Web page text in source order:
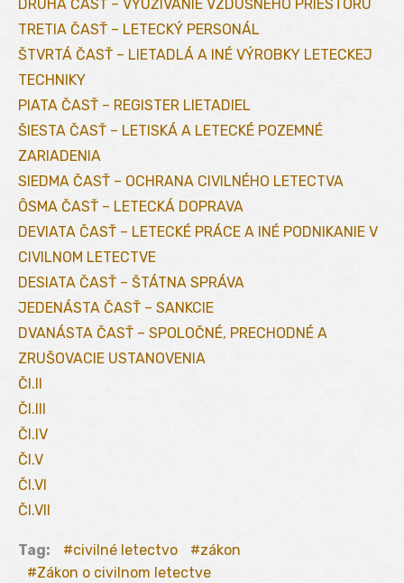
DRUHÁ ČASŤ – VYUŽÍVANIE VZDUŠNÉHO PRIESTORU
TRETIA ČASŤ – LETECKÝ PERSONÁL
ŠTVRTÁ ČASŤ – LIETADLÁ A INÉ VÝROBKY LETECKEJ
TECHNIKY
PIATA ČASŤ – REGISTER LIETADIEL
ŠIESTA ČASŤ – LETISKÁ A LETECKÉ POZEMNÉ
ZARIADENIA
SIEDMA ČASŤ – OCHRANA CIVILNÉHO LETECTVA
ÔSMA ČASŤ – LETECKÁ DOPRAVA
DEVIATA ČASŤ – LETECKÉ PRÁCE A INÉ PODNIKANIE V
CIVILNOM LETECTVE
DESIATA ČASŤ – ŠTÁTNA SPRÁVA
JEDENÁSTA ČASŤ – SANKCIE
DVANÁSTA ČASŤ – SPOLOČNÉ, PRECHODNÉ A
ZRUŠOVACIE USTANOVENIA
Čl.II
Čl.III
Čl.IV
Čl.V
Čl.VI
Čl.VII
Tag: civilné letectvo
zákon
Zákon o civilnom letectve